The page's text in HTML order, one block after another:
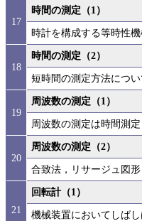
17
時間の測定（1）
時計を構成する等時性
18
時間の測定（2）
短時間の測定方法につ
19
周波数の測定（1）
周波数の測定は時間測
20
周波数の測定（2）
合致法，リサージュ図
21
回転計（1）
機械装置においてしば